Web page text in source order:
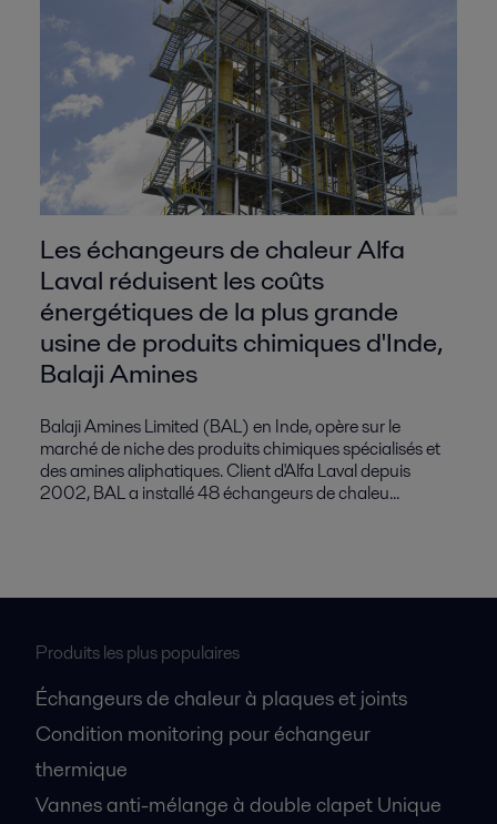
Les échangeurs de chaleur Alfa
Laval réduisent les coûts
énergétiques de la plus grande
usine de produits chimiques d'Inde,
Balaji Amines
Balaji Amines Limited (BAL) en Inde, opère sur le
marché de niche des produits chimiques spécialisés et
des amines aliphatiques. Client d'Alfa Laval depuis
2002, BAL a installé 48 échangeurs de chaleu...
Produits les plus populaires
Échangeurs de chaleur à plaques et joints
Condition monitoring pour échangeur
thermique
Vannes anti-mélange à double clapet Unique